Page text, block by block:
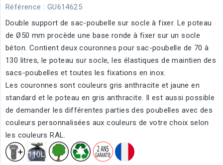
Référence : GU614625
Double support de sac-poubelle sur socle à fixer. Le poteau
de Ø50 mm procède une base ronde à fixer sur un socle
béton. Contient deux couronnes pour sac-poubelle de 70 à
130 litres, le poteau sur socle, les élastiques de maintien des
sacs-poubelles et toutes les fixations en inox.
Les couronnes sont couleurs gris anthracite et jaune en
standard et le poteau en gris anthracite. Il est aussi possible
de demander les différentes parties des poubelles avec des
couleurs personnalisées aux couleurs de votre choix selon
les couleurs RAL.